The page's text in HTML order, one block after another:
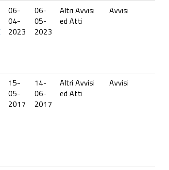
06-
04-
2023
06-
05-
2023
Altri Avvisi
ed Atti
Avvisi
15-
05-
2017
14-
06-
2017
Altri Avvisi
ed Atti
Avvisi